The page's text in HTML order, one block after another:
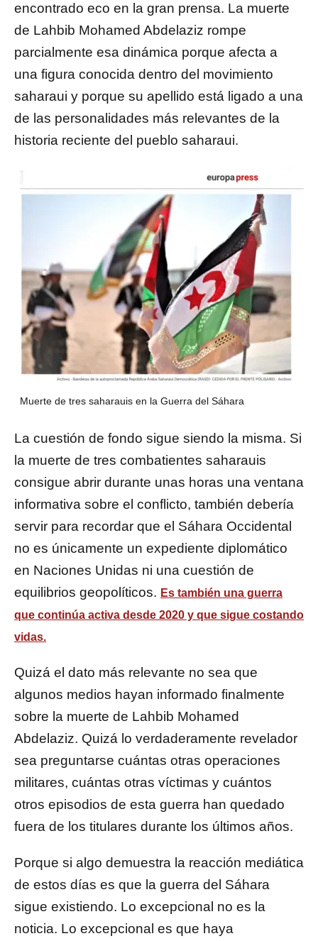
encontrado eco en la gran prensa. La muerte
de Lahbib Mohamed Abdelaziz rompe
parcialmente esa dinámica porque afecta a
una figura conocida dentro del movimiento
saharaui y porque su apellido está ligado a una
de las personalidades más relevantes de la
historia reciente del pueblo saharaui.
Muerte de tres saharauis en la Guerra del Sáhara
La cuestión de fondo sigue siendo la misma. Si
la muerte de tres combatientes saharauis
consigue abrir durante unas horas una ventana
informativa sobre el conflicto, también debería
servir para recordar que el Sáhara Occidental
no es únicamente un expediente diplomático
en Naciones Unidas ni una cuestión de
equilibrios geopolíticos. Es también una guerra
que continúa activa desde 2020 y que sigue costando
vidas.
Quizá el dato más relevante no sea que
algunos medios hayan informado finalmente
sobre la muerte de Lahbib Mohamed
Abdelaziz. Quizá lo verdaderamente revelador
sea preguntarse cuántas otras operaciones
militares, cuántas otras víctimas y cuántos
otros episodios de esta guerra han quedado
fuera de los titulares durante los últimos años.
Porque si algo demuestra la reacción mediática
de estos días es que la guerra del Sáhara
sigue existiendo. Lo excepcional no es la
noticia. Lo excepcional es que haya